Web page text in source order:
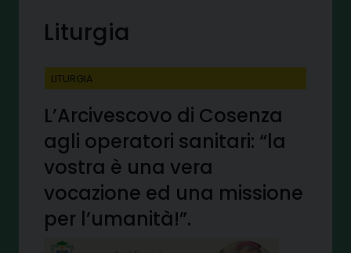
Liturgia
LITURGIA
L’Arcivescovo di Cosenza
agli operatori sanitari: “la
vostra è una vera
vocazione ed una missione
per l’umanità!”.